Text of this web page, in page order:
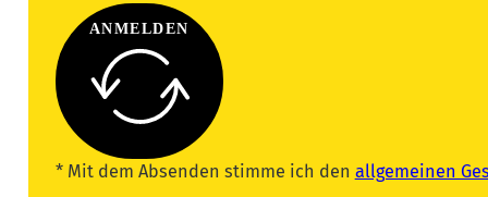
ANMELDEN
* Mit dem Absenden stimme ich den allgemeinen